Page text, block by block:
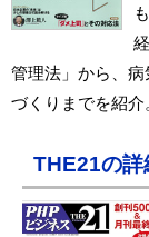
管理法」から、
づくりまでを紹介
THE21の詳